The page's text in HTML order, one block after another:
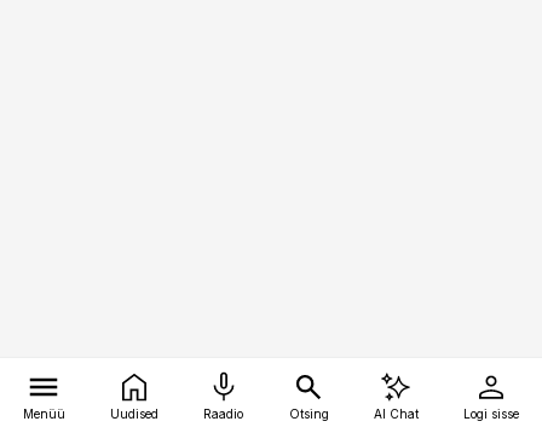
Menüü Uudised Raadio Otsing AI Chat Logi sisse